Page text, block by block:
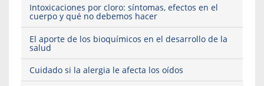
Intoxicaciones por cloro: síntomas, efectos en el
cuerpo y qué no debemos hacer
El aporte de los bioquímicos en el desarrollo de la
salud
Cuidado si la alergia le afecta los oídos